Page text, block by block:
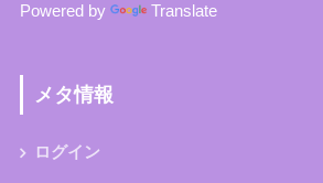
Powered by Translate
メタ情報
ログイン